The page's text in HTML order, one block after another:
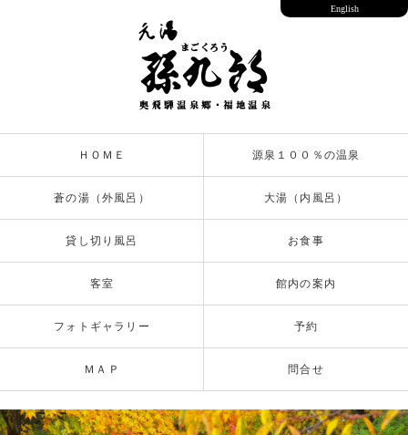
ＨＯＭＥ 源泉１００％の温泉
蒼の湯（外風呂） 大湯（内風呂）
貸し切り風呂 お食事
客室 館内の案内
フォトギャラリー 予約
ＭＡＰ 問合せ
English